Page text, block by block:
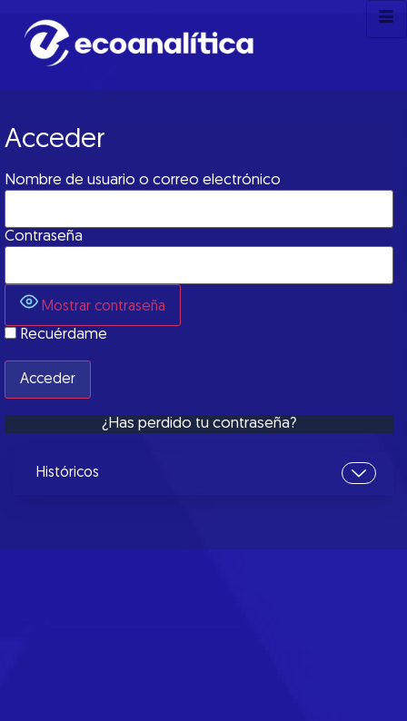
Acceder
Nombre de usuario o correo electrónico
Contraseña
Mostrar contraseña
Recuérdame
¿Has perdido tu contraseña?
Históricos